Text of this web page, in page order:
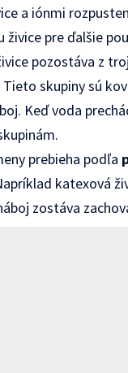
a iónmi
živice pre ďalšie
pozostáva z
skupiny sú
Keď voda
prebieha podľa
katexová
zostáva